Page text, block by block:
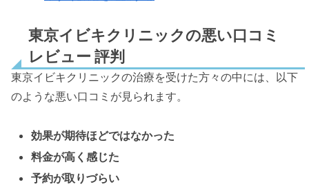
東京イビキクリニックの悪い口コミ
レビュー 評判
東京イビキクリニックの治療を受けた方々の中には、以下
のような悪い口コミが見られます。
効果が期待ほどではなかった
料金が高く感じた
予約が取りづらい